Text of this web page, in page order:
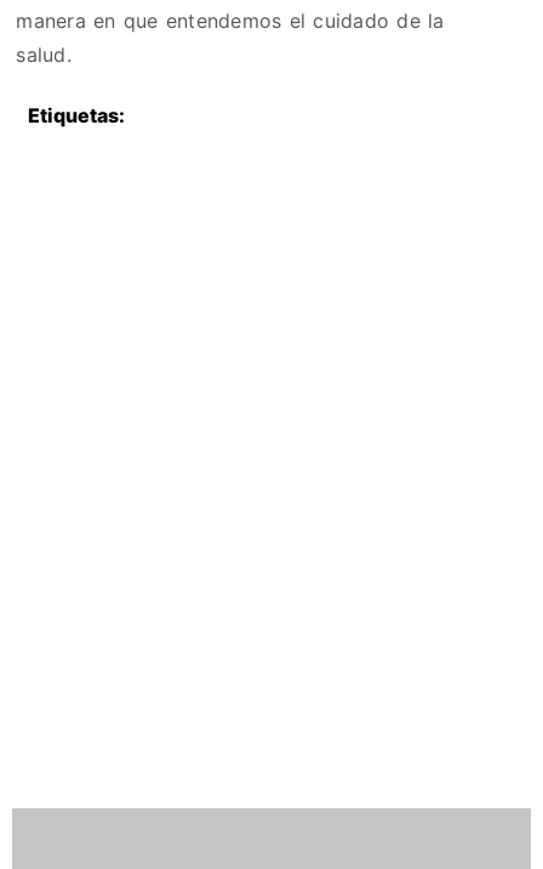
manera en que entendemos el cuidado de la
salud.
Etiquetas: